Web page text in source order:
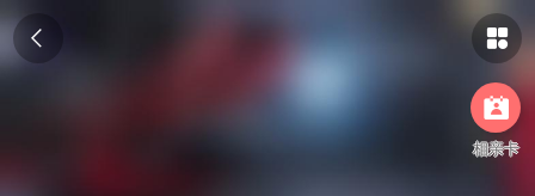
 

相亲卡